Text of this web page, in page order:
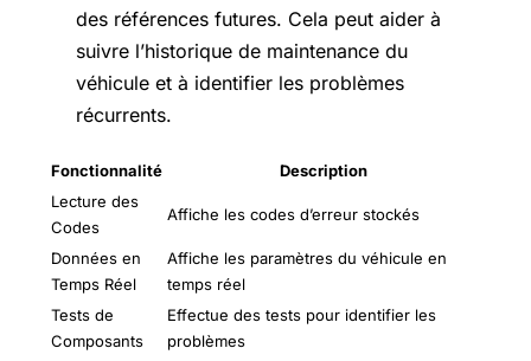
des références futures. Cela peut aider à
suivre l’historique de maintenance du
véhicule et à identifier les problèmes
récurrents.
Fonctionnalité
Description
Lecture des
Codes
Affiche les codes d’erreur stockés
Données en
Temps Réel
Affiche les paramètres du véhicule en
temps réel
Tests de
Composants
Effectue des tests pour identifier les
problèmes